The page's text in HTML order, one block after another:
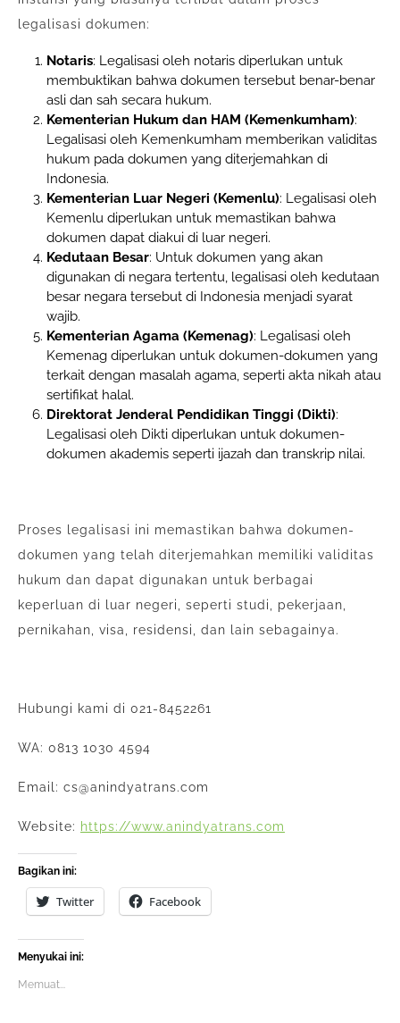
legalisasi dokumen:
Notaris: Legalisasi oleh notaris diperlukan untuk
membuktikan bahwa dokumen tersebut benar-benar
asli dan sah secara hukum.
Kementerian Hukum dan HAM (Kemenkumham):
Legalisasi oleh Kemenkumham memberikan validitas
hukum pada dokumen yang diterjemahkan di
Indonesia.
Kementerian Luar Negeri (Kemenlu): Legalisasi oleh
Kemenlu diperlukan untuk memastikan bahwa
dokumen dapat diakui di luar negeri.
Kedutaan Besar: Untuk dokumen yang akan
digunakan di negara tertentu, legalisasi oleh kedutaan
besar negara tersebut di Indonesia menjadi syarat
wajib.
Kementerian Agama (Kemenag): Legalisasi oleh
Kemenag diperlukan untuk dokumen-dokumen yang
terkait dengan masalah agama, seperti akta nikah atau
sertifikat halal.
Direktorat Jenderal Pendidikan Tinggi (Dikti):
Legalisasi oleh Dikti diperlukan untuk dokumen-
dokumen akademis seperti ijazah dan transkrip nilai.
Proses legalisasi ini memastikan bahwa dokumen-
dokumen yang telah diterjemahkan memiliki validitas
hukum dan dapat digunakan untuk berbagai
keperluan di luar negeri, seperti studi, pekerjaan,
pernikahan, visa, residensi, dan lain sebagainya.
Hubungi kami di 021-8452261
WA: 0813 1030 4594
Email: cs@anindyatrans.com
Website: https://www.anindyatrans.com
Bagikan ini:
Twitter Facebook
Menyukai ini:
Memuat...